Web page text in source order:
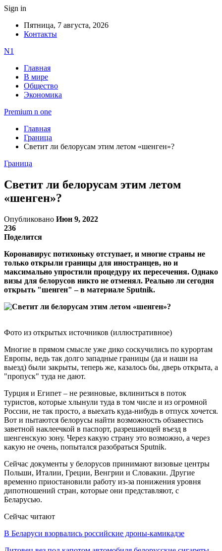
Sign in
Пятница, 7 августа, 2026
Контакты
N1
Главная
В мире
Общество
Экономика
Premium n one
Главная
Граница
Светит ли белорусам этим летом «шенген»?
Граница
Светит ли белорусам этим летом
«шенген»?
Опубликовано Июн 9, 2022
236
Поделится
Коронавирус потихоньку отступает, и многие страны не
только открыли границы для иностранцев, но и
максимально упростили процедуру их пересечения. Однако
визы для белорусов никто не отменял. Реально ли сегодня
открыть "шенген" – в материале Sputnik.
Фото из открытых источников (иллюстративное)
Многие в прямом смысле уже дико соскучились по курортам
Европы, ведь так долго западные границы (да и наши на
выезд) были закрыты, теперь же, казалось бы, дверь открыта, а
"пропуск" туда не дают.
Турция и Египет – не резиновые, вклиниться в поток
туристов, которые хлынули туда в том числе и из огромной
России, не так просто, а выехать куда-нибудь в отпуск хочется.
Вот и пытаются белорусы найти возможность обзавестись
заветной наклеечкой в паспорт, разрешающей въезд в
шенгенскую зону. Через какую страну это возможно, а через
какую не очень, попытался разобраться Sputnik.
Сейчас документы у белорусов принимают визовые центры
Польши, Италии, Греции, Венгрии и Словакии. Другие
временно приостановили работу из-за понижения уровня
дипотношений стран, которые они представляют, с
Беларусью.
Сейчас читают
В Беларуси взорвались российские дроны-камикадзе